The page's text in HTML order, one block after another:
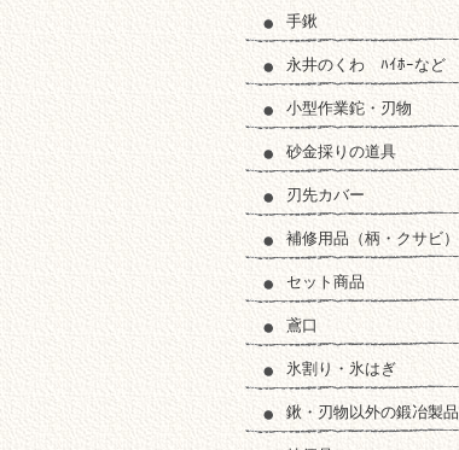
手鍬
永井のくわ ﾊｲﾎｰなど
小型作業鉈・刃物
砂金採りの道具
刃先カバー
補修用品（柄・クサビ）
セット商品
鳶口
氷割り・氷はぎ
鍬・刃物以外の鍛冶製品